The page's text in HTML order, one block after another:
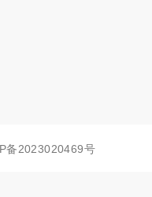
备2023020469号